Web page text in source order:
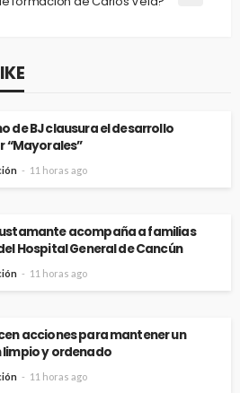
de BJ clausura el desarrollo
“Mayorales”
11 horas ago
acompaña a familias
Hospital General de Cancún
11 horas ago
acciones para mantener un
limpio y ordenado
11 horas ago